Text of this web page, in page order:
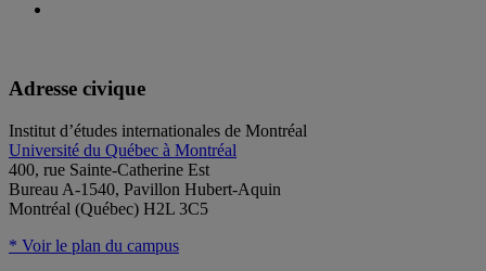
Adresse civique
Institut d’études internationales de Montréal
Université du Québec à Montréal
400, rue Sainte-Catherine Est
Bureau A-1540, Pavillon Hubert-Aquin
Montréal (Québec) H2L 3C5
* Voir le plan du campus